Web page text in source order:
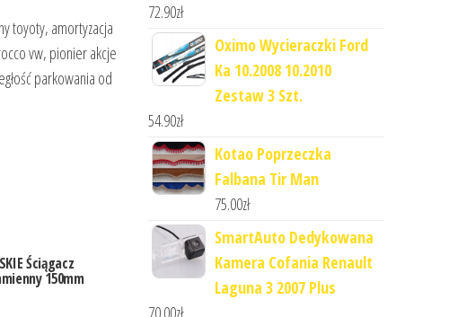
toyoty, amortyzacja
vw, pionier akcje
parkowania od
Ściągacz
150mm
72.90zł
Oximo Wycieraczki Ford
Ka 10.2008 10.2010
Zestaw 3 Szt.
54.90zł
Kotao Poprzeczka
Falbana Tir Man
75.00zł
SmartAuto Dedykowana
Kamera Cofania Renault
Laguna 3 2007 Plus
70.00zł